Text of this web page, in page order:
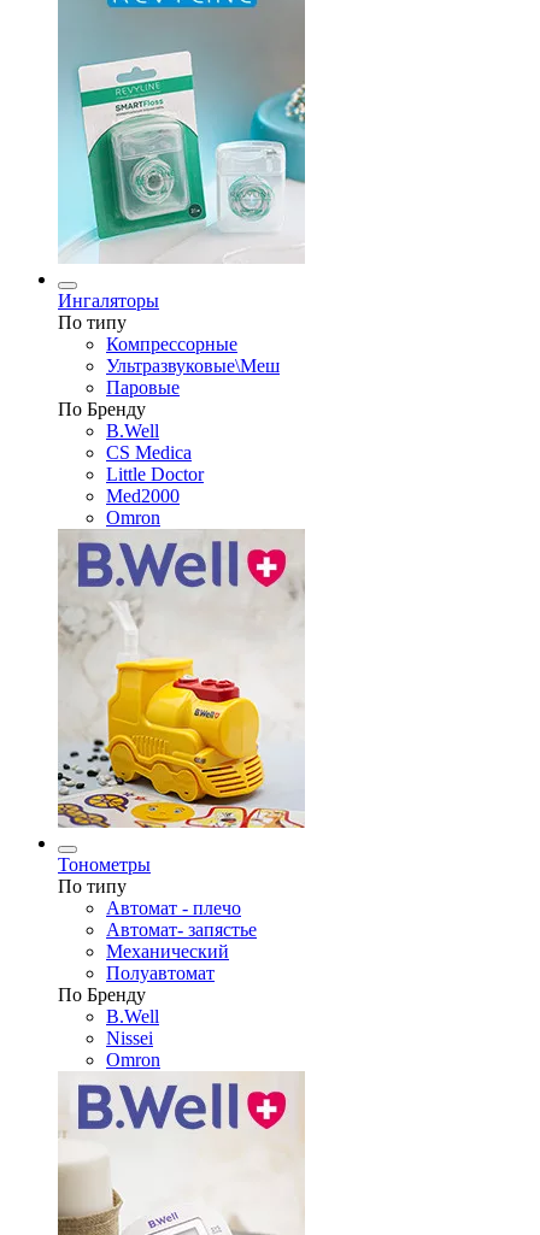
Ингаляторы
По типу
Компрессорные
Ультразвуковые\Меш
Паровые
По Бренду
B.Well
CS Medica
Little Doctor
Med2000
Omron
Тонометры
По типу
Автомат - плечо
Автомат- запястье
Механический
Полуавтомат
По Бренду
B.Well
Nissei
Omron